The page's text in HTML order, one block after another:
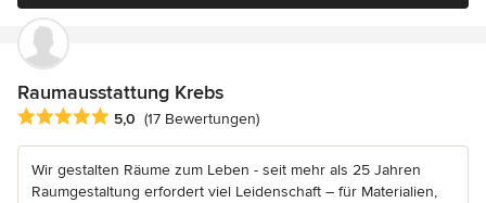
Raumausstattung Krebs
Durchschnittliche Bewertung: 5 von 5 Sternen
5,0 (17 Bewertungen)
Wir gestalten Räume zum Leben - seit mehr als 25 Jahren
Raumgestaltung erfordert viel Leidenschaft – für Materialien,